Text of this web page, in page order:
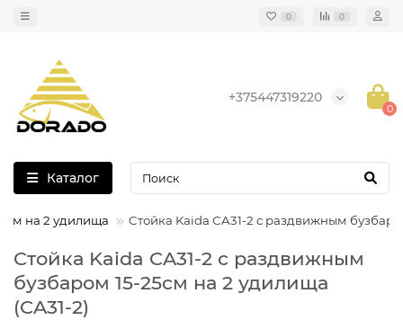
0 0
+375447319220
0
Каталог
на 2 удилища Cтойка Kaida CA31-2 с раздвижным
Cтойка Kaida CA31-2 с раздвижным
бузбаром 15-25см на 2 удилища
(CA31-2)